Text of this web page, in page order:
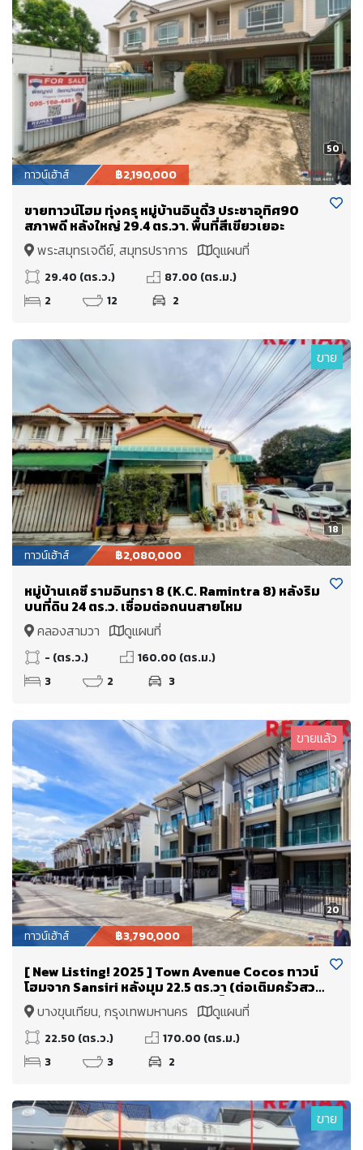
50
ทาวน์เฮ้าส์ ฿2,190,000
ขายทาวน์โฮม ทุ่งครุ หมู่บ้านอินดี้3 ประชาอุทิศ90
สภาพดี หลังใหญ่ 29.4 ตร.วา. พื้นที่สีเขียวเยอะ
พระสมุทรเจดีย์, สมุทรปราการ
ดูแผนที่
29.40 (ตร.ว.)
87.00 (ตร.ม.)
2
12 2
18
ขาย
ทาวน์เฮ้าส์ ฿2,080,000
หมู่บ้านเคซี รามอินทรา 8 (K.C. Ramintra 8) หลังริม
บนที่ดิน 24 ตร.ว. เชื่อมต่อถนนสายไหม
คลองสามวา
ดูแผนที่
- (ตร.ว.)
160.00 (ตร.ม.)
3
2 3
20
ขายแล้ว
ทาวน์เฮ้าส์ ฿3,790,000
[ New Listing! 2025 ] Town Avenue Cocos ทาวน์
โฮมจาก Sansiri หลังมุม 22.5 ตร.วา (ต่อเติมครัวสวย
L- Shape Modern ครบ #ลงเสาเข็มให้แล้ว ) พระราม
สอง ซอย 50, แยก 7, ใกล้ Central พระรามสอง เพียง
700 เมตร [ราคาพิเศษ!]
บางขุนเทียน, กรุงเทพมหานคร ดูแผนที่
22.50 (ตร.ว.)
170.00 (ตร.ม.)
3
3 2
ขาย